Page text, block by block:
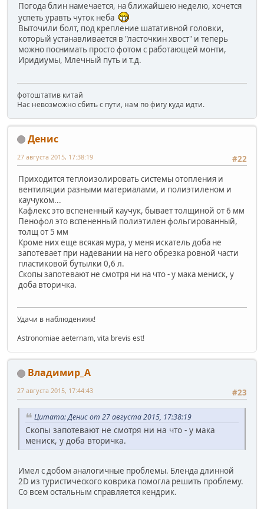
Погода блин намечается, на ближайшею неделю, хочется
успеть уравть чуток неба
Выточили болт, под крепление шатативной головки,
который устанавливается в "ласточкин хвост" и теперь
можно поснимать просто фотом с работающей монти,
Иридиумы, Млечный путь и т.д.
фотоштатив китай
Нас невозможно сбить с пути, нам по фигу куда идти.
Денис
#22
27 августа 2015, 17:38:19
Приходится теплоизолировать системы отопления и
вентиляции разными материалами, и полиэтиленом и
каучуком...
Кафлекс это вспененный каучук, бывает толщиной от 6 мм
Пенофол это вспененный полиэтилен фольгированный,
толщ от 5 мм
Кроме них еще всякая мура, у меня искатель доба не
запотевает при надевании на него обрезка ровной части
пластиковой бутылки 0,6 л.
Скопы запотевают не смотря ни на что - у мака мениск, у
доба вторичка.
Удачи в наблюдениях!
Astronomiae aeternam, vita brevis est!
Владимир_А
#23
27 августа 2015, 17:44:43
Цитата: Денис от 27 августа 2015, 17:38:19
Скопы запотевают не смотря ни на что - у мака
мениск, у доба вторичка.
Имел с добом аналогичные проблемы. Бленда длинной
2D из туристического коврика помогла решить проблему.
Со всем остальным справляется кендрик.